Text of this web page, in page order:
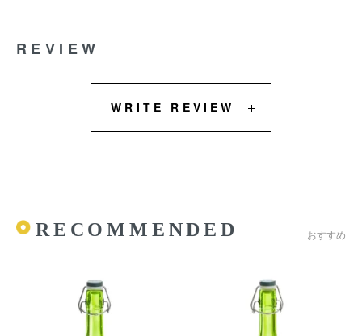
REVIEW
WRITE REVIEW
RECOMMENDED おすすめ